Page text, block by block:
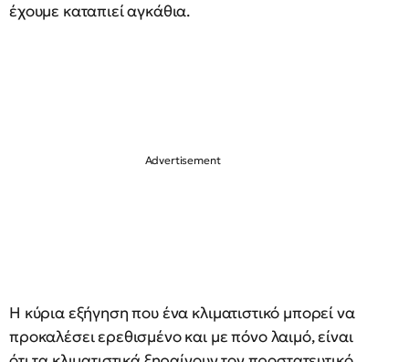
έχουμε καταπιεί αγκάθια.
Η κύρια εξήγηση που ένα κλιματιστικό μπορεί να
προκαλέσει ερεθισμένο και με πόνο λαιμό, είναι